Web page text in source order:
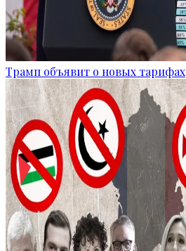
Трамп объявит о новых тарифах